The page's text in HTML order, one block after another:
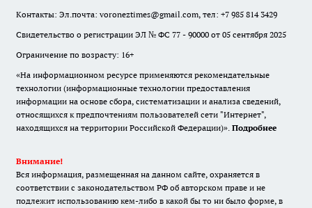
Контакты: Эл.почта: voroneztimes@gmail.com, тел: +7 985 814 3429
Свидетельство о регистрации ЭЛ № ФС 77 - 90000 от 05 сентября 2025
Ограничение по возрасту: 16+
«На информационном ресурсе применяются рекомендательные
технологии (информационные технологии предоставления
информации на основе сбора, систематизации и анализа сведений,
относящихся к предпочтениям пользователей сети "Интернет",
находящихся на территории Российской Федерации)». Подробнее
Внимание!
Вся информация, размещенная на данном сайте, охраняется в
соответствии с законодательством РФ об авторском праве и не
подлежит использованию кем-либо в какой бы то ни было форме, в